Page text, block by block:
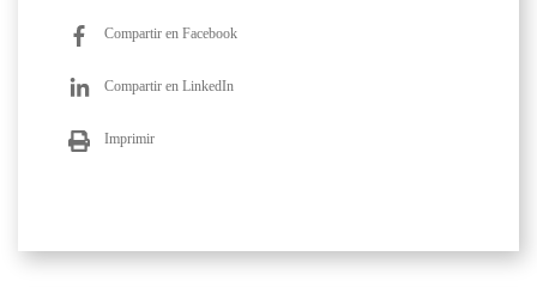
Compartir en Facebook
Compartir en LinkedIn
Imprimir